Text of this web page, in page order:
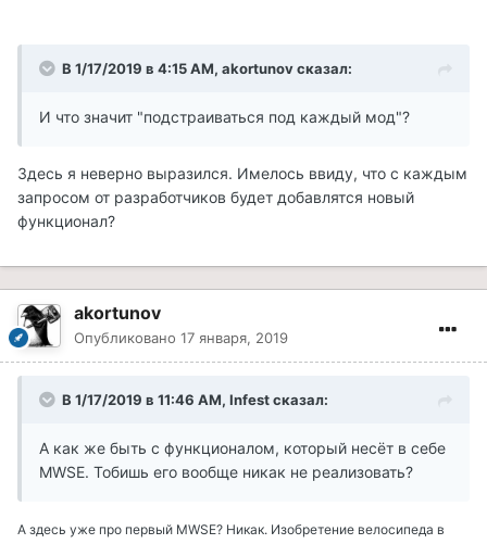
В 1/17/2019 в 4:15 AM, akortunov сказал:
И что значит "подстраиваться под каждый мод"?
Здесь я неверно выразился. Имелось ввиду, что с каждым
запросом от разработчиков будет добавлятся новый
функционал?
akortunov
Опубликовано 17 января, 2019
В 1/17/2019 в 11:46 AM, Infest сказал:
А как же быть с функционалом, который несёт в себе
MWSE. Тобишь его вообще никак не реализовать?
А здесь уже про первый MWSE? Никак. Изобретение велосипеда в